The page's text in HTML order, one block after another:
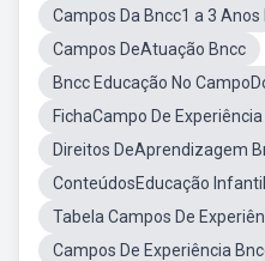
Campos Da Bncc1 a 3
Campos DeAtuação Bncc
Bncc Educação No
FichaCampo De
Direitos DeAprendizagem
ConteúdosEducação Infantil
Tabela Campos De
Campos De Experiência